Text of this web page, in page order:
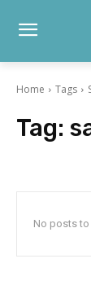
Home Tags
Tag:
No posts